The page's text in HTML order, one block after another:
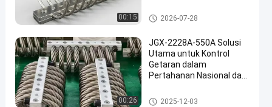
JGX-
1278-
235B
Isolator
getaran
tali kawat
2025-
04-25
45
pandangan
bicara
sekarang
00:15 Isolator getaran tali kawat
2026-07-28
00:26
JGX-2228A-550A Solusi
Utama untuk Kontrol
Getaran dalam
Pertahanan Nasional dan
Isolator getaran tali kawat
2025-12-03